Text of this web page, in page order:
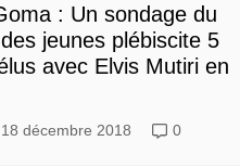
: Un sondage du
jeunes plébiscite 5
avec Elvis Mutiri en
18 décembre 2018 0